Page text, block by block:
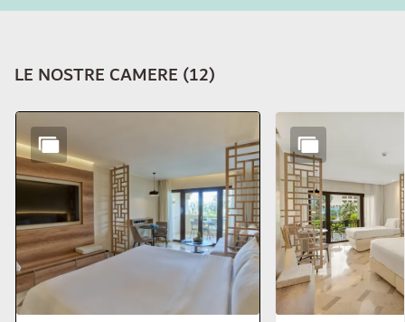
LE NOSTRE CAMERE (12)
Diapositiva 1 di 12